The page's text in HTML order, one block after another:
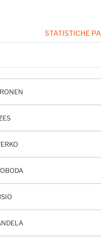
STATISTICHE